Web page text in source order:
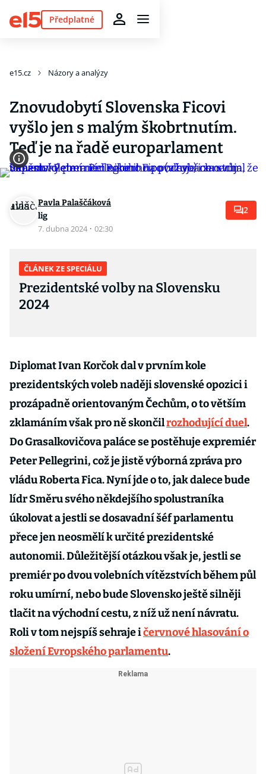
Předplatné
e15.cz Názory a analýzy
Znovudobytí Slovenska Ficovi
vyšlo jen s malým škobrtnutím.
Teď je na řadě europarlament
Pavla Palaščáková
lig
7. dubna 2024 · 02:30
2
ČLÁNEK ZE SPECIÁLU
Prezidentské volby na Slovensku
2024
Diplomat Ivan Korčok dal v prvním kole
prezidentských voleb naději slovenské opozici i
prozápadně orientovaným Čechům, o to větším
zklamáním však pro ně skončilrozhodující duel.
Do Grasalkovičova paláce se postěhuje expremiér
Peter Pellegrini, což je jistě výborná zpráva pro
vládu Roberta Fica. Nyní jde o to, jak dalece bude
lídr Směru svého někdejšího spolustraníka
úkolovat a jestli se dosavadní šéf parlamentu
přece jen neosmělí k určité prezidentské
autonomii. Důležitější otázkou však je, jestli se
premiér po dvou volebních vítězstvích během půl
roku umírní, nebo bude Slovensko ještě silněji
tlačit na východní cestu, z níž už není návratu.
Roli v tom nejspíš sehraje ičervnové hlasování o
složení Evropského parlamentu.